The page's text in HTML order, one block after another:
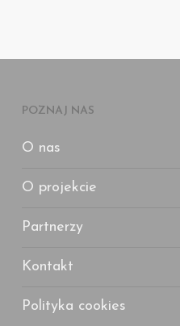
POZNAJ NAS
O nas
O projekcie
Partnerzy
Kontakt
Polityka cookies